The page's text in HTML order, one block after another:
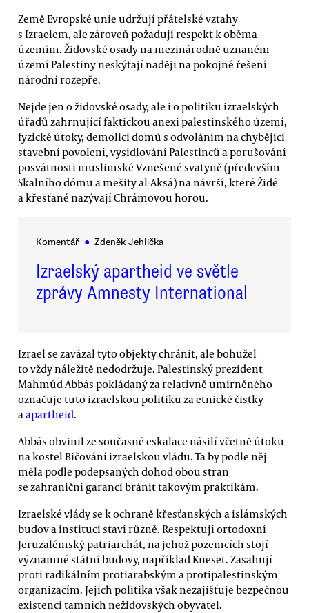
Země Evropské unie udržují přátelské vztahy
s Izraelem, ale zároveň požadují respekt k oběma
územím. Židovské osady na mezinárodně uznaném
území Palestiny neskýtají naději na pokojné řešení
národní rozepře.
Nejde jen o židovské osady, ale i o politiku izraelských
úřadů zahrnující faktickou anexi palestinského území,
fyzické útoky, demolici domů s odvoláním na chybějící
stavební povolení, vysidlování Palestinců a porušování
posvátnosti muslimské Vznešené svatyně (především
Skalního dómu a mešity al-Aksá) na návrší, které Židé
a křesťané nazývají Chrámovou horou.
Komentář ● Zdeněk Jehlička
Izraelský apartheid ve světle
zprávy Amnesty International
Izrael se zavázal tyto objekty chránit, ale bohužel
to vždy náležitě nedodržuje. Palestinský prezident
Mahmúd Abbás pokládaný za relativně umírněného
označuje tuto izraelskou politiku za etnické čistky
a apartheid.
Abbás obvinil ze současné eskalace násilí včetně útoku
na kostel Bičování izraelskou vládu. Ta by podle něj
měla podle podepsaných dohod obou stran
se zahraniční garancí bránit takovým praktikám.
Izraelské vlády se k ochraně křesťanských a islámských
budov a institucí staví různě. Respektují ortodoxní
Jeruzalémský patriarchát, na jehož pozemcích stojí
významné státní budovy, například Kneset. Zasahují
proti radikálním protiarabským a protipalestinským
organizacím. Jejich politika však nezajišťuje bezpečnou
existenci tamních nežidovských obyvatel.